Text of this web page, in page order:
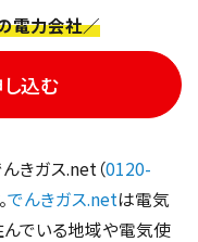
電力会社／
込む
きガス.net（0120-
でんきガス.netは電気
でいる地域や電気使